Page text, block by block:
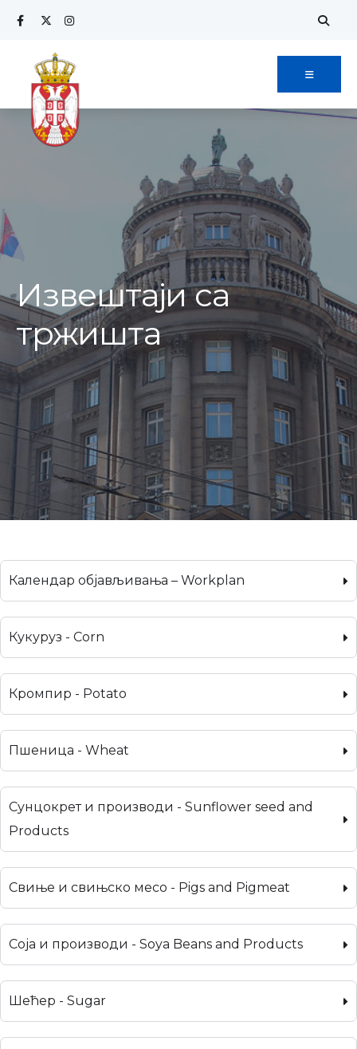
Извештаји са
тржишта
Календар објављивања – Workplan
Кукуруз - Corn
Кромпир - Potato
Пшеница - Wheat
Сунцокрет и производи - Sunflower seed and
Products
Свиње и свињско месо - Pigs and Pigmeat
Соја и производи - Soya Beans and Products
Шећер - Sugar